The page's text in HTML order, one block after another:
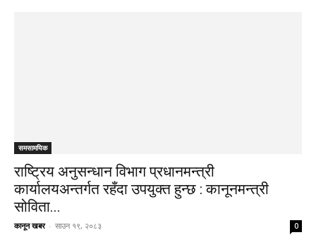
समसामयिक
राष्ट्रिय अनुसन्धान विभाग प्रधानमन्त्री
कार्यालयअन्तर्गत रहँदा उपयुक्त हुन्छ : कानूनमन्त्री
सोविता...
कानून खबर - साउन १९, २०८३ 0